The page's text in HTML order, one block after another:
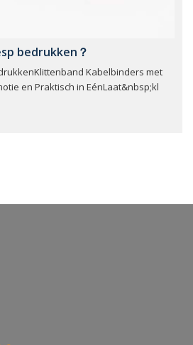
bedrukken？
Kabelbinders met
en Praktisch in EénLaat&nbsp;kl